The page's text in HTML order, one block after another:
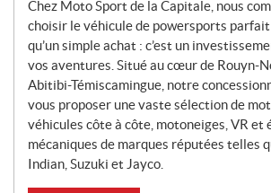
V
E
L
L
E
S
Chez Moto Sport de la Capitale, nous
choisir le véhicule de powersports
qu’un simple achat : c’est un
vos aventures. Situé au cœur de Rouyn-
Abitibi-Témiscamingue, notre
vous proposer une vaste sélection de
véhicules côte à côte, motoneiges, VR et
mécaniques de marques réputées telles
Indian, Suzuki et Jayco.